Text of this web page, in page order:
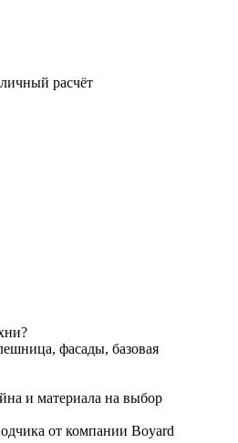
расчёт
фасады, базовая
и материала на выбор
от компании Boyard